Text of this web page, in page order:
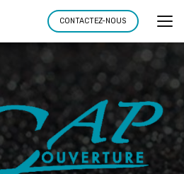
CONTACTEZ-NOUS